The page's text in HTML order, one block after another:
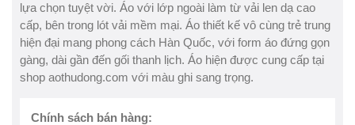
lựa chọn tuyệt vời. Áo với lớp ngoài làm từ vải len dạ cao
cấp, bên trong lót vải mềm mại. Áo thiết kế vô cùng trẻ trung
hiện đại mang phong cách Hàn Quốc, với form áo đứng gọn
gàng, dài gần đến gối thanh lịch. Áo hiện được cung cấp tại
shop aothudong.com với màu ghi sang trọng.
Chính sách bán hàng: